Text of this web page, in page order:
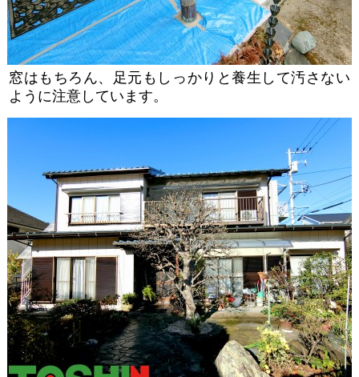
窓はもちろん、足元もしっかりと養生して汚さない
ように注意しています。